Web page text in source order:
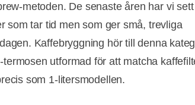
metoden. De senaste åren har vi
som tar tid men som ger små, trevliga
Kaffebryggning hör till denna
utformad för att matcha
som 1-litersmodellen.